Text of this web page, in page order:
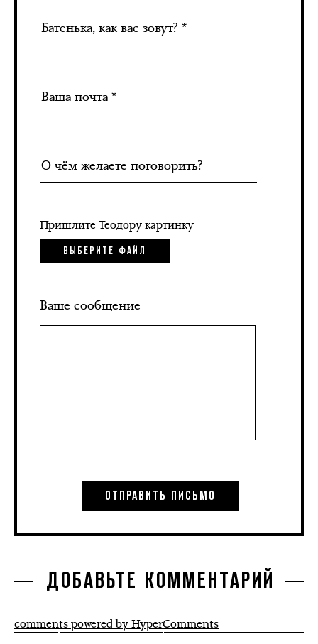
Пришлите Теодору картинку
ВЫБЕРИТЕ ФАЙЛ
Ваше сообщение
ДОБАВЬТЕ КОММЕНТАРИЙ
comments powered by HyperComments